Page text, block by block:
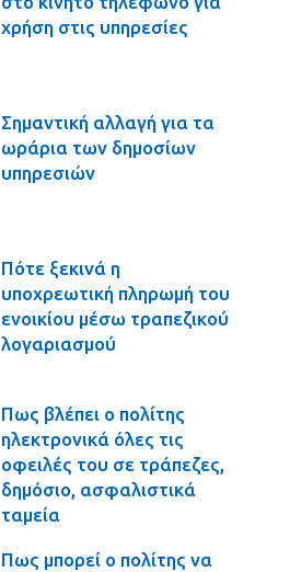
χρήση στις υπηρεσίες
Σημαντική αλλαγή για τα
ωράρια των δημοσίων
υπηρεσιών
Πότε ξεκινά η
υποχρεωτική πληρωμή του
ενοικίου μέσω τραπεζικού
λογαριασμού
Πως βλέπει ο πολίτης
ηλεκτρονικά όλες τις
οφειλές του σε τράπεζες,
δημόσιο, ασφαλιστικά
ταμεία
Πως μπορεί ο πολίτης να